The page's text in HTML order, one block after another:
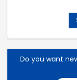
Do you want